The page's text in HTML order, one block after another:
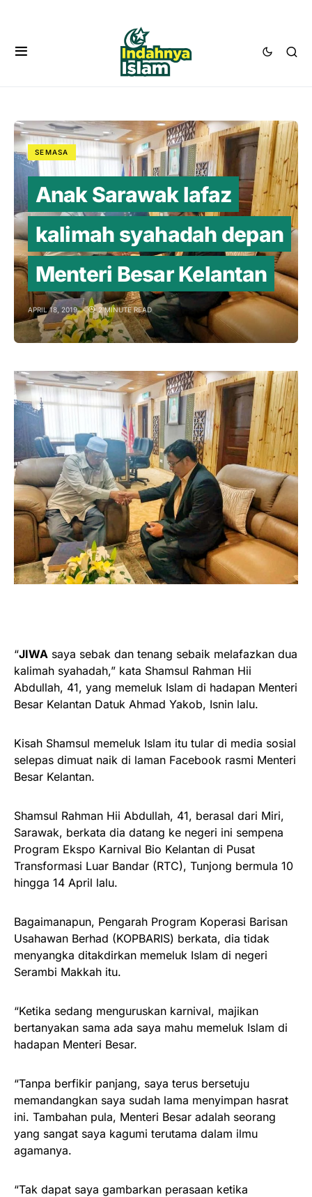
SEMASA
Anak Sarawak lafaz
kalimah syahadah depan
Menteri Besar Kelantan
APRIL 18, 2019 2 MINUTE READ
“JIWA saya sebak dan tenang sebaik melafazkan dua
kalimah syahadah,” kata Shamsul Rahman Hii
Abdullah, 41, yang memeluk Islam di hadapan Menteri
Besar Kelantan Datuk Ahmad Yakob, Isnin lalu.
Kisah Shamsul memeluk Islam itu tular di media sosial
selepas dimuat naik di laman Facebook rasmi Menteri
Besar Kelantan.
Shamsul Rahman Hii Abdullah, 41, berasal dari Miri,
Sarawak, berkata dia datang ke negeri ini sempena
Program Ekspo Karnival Bio Kelantan di Pusat
Transformasi Luar Bandar (RTC), Tunjong bermula 10
hingga 14 April lalu.
Bagaimanapun, Pengarah Program Koperasi Barisan
Usahawan Berhad (KOPBARIS) berkata, dia tidak
menyangka ditakdirkan memeluk Islam di negeri
Serambi Makkah itu.
“Ketika sedang menguruskan karnival, majikan
bertanyakan sama ada saya mahu memeluk Islam di
hadapan Menteri Besar.
“Tanpa berfikir panjang, saya terus bersetuju
memandangkan saya sudah lama menyimpan hasrat
ini. Tambahan pula, Menteri Besar adalah seorang
yang sangat saya kagumi terutama dalam ilmu
agamanya.
“Tak dapat saya gambarkan perasaan ketika